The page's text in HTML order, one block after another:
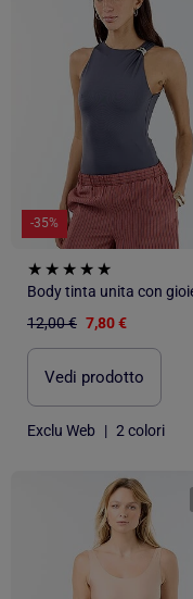
-35%
12,00 € 7,80 €
Vedi prodotto
Exclu Web | 2 colori